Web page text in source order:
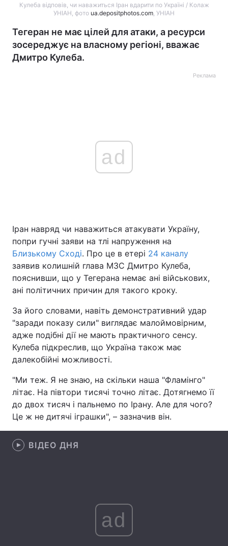
Україна Політика
Економіка Світ
Спорт Наука
Техно і зв'язок Лайт
Зброя Інциденти
Здоров'я
Цікавинки Погода
Лонгріди
Відео з Youtube
Кулеба відповів, чи наважиться Іран вдарити по Україні / Колаж
УНІАН, фото ua.depositphotos.com, УНІАН
Тегеран не має цілей для атаки, а ресурси
зосереджує на власному регіоні, вважає
Дмитро Кулеба.
Реклама
ad
Іран навряд чи наважиться атакувати Україну,
попри гучні заяви на тлі напруження на
Близькому Сході. Про це в етері 24 каналу
заявив колишній глава МЗС Дмитро Кулеба,
пояснивши, що у Тегерана немає ані військових,
ані політичних причин для такого кроку.
За його словами, навіть демонстративний удар
"заради показу сили" виглядає малоймовірним,
адже подібні дії не мають практичного сенсу.
Кулеба підкреслив, що Україна також має
далекобійні можливості.
"Ми теж. Я не знаю, на скільки наша "Фламінго"
літає. На півтори тисячі точно літає. Дотягнемо її
до двох тисяч і пальнемо по Ірану. Але для чого?
Це ж не дитячі іграшки", – зазначив він.
ВІДЕО ДНЯ
ad